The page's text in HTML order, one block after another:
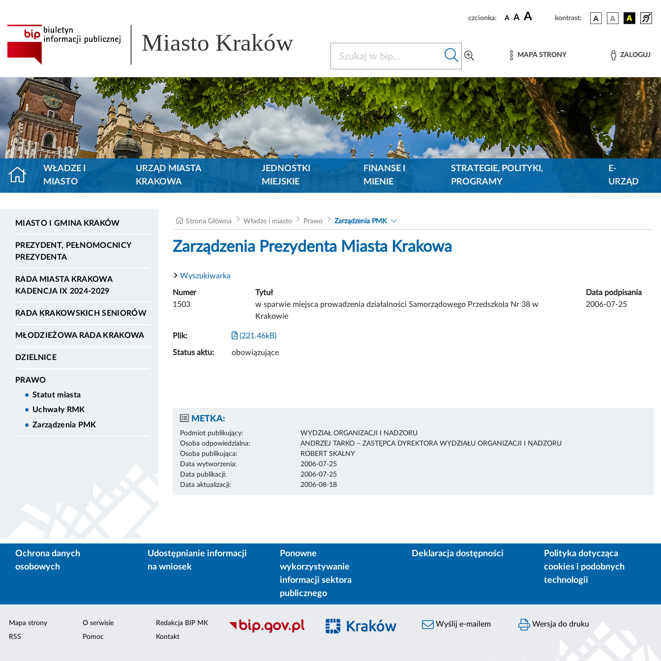
czcionka: A A A kontrast:
Miasto Kraków MAPA STRONY ZALOGUJ
WŁADZE I
MIASTO
URZĄD MIASTA
KRAKOWA
JEDNOSTKI
MIEJSKIE
FINANSE I
MIENIE
STRATEGIE, POLITYKI,
PROGRAMY
E-
URZĄD
MIASTO I GMINA KRAKÓW
PREZYDENT, PEŁNOMOCNICY
PREZYDENTA
RADA MIASTA KRAKOWA
KADENCJA IX 2024-2029
RADA KRAKOWSKICH SENIORÓW
MŁODZIEŻOWA RADA KRAKOWA
DZIELNICE
PRAWO
Statut miasta
Uchwały RMK
Zarządzenia PMK
Strona Główna Władze i miasto Prawo Zarządzenia PMK
Zarządzenia Prezydenta Miasta Krakowa
Wyszukiwarka
Numer Tytuł
Data podpisania
1503
w sparwie miejsca prowadzenia działalności Samorządowego Przedszkola Nr 38 w
Krakowie
2006-07-25
Plik: (221.46kB)
Status aktu: obowiązujące
METKA:
Podmiot publikujący:
WYDZIAŁ ORGANIZACJI I NADZORU
Osoba odpowiedzialna:
ANDRZEJ TARKO – ZASTĘPCA DYREKTORA WYDZIAŁU ORGANIZACJI I NADZORU
Osoba publikująca:
ROBERT SKALNY
Data wytworzenia:
2006-07-25
Data publikacji:
2006-07-25
Data aktualizacji:
2006-08-18
Ochrona danych
osobowych
Udostępnianie informacji
na wniosek
Ponowne
wykorzystywanie
informacji sektora
publicznego
Deklaracja dostępności
Polityka dotycząca
cookies i podobnych
technologii
Mapa strony
RSS
O serwisie
Pomoc
Redakcja BIP MK
Kontakt
Wyślij e-mailem Wersja do druku